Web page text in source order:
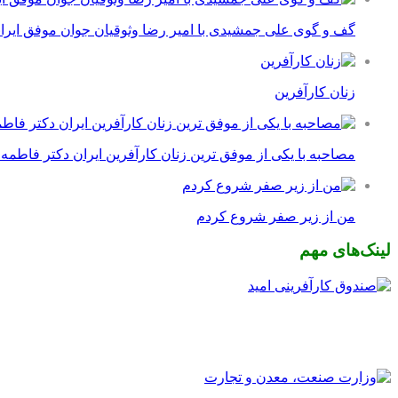
گف و گوی علی جمشیدی با امیر رضا وثوقیان جوان موفق
زنان کارآفرین
مصاحبه با یکی از موفق ترین زنان کارآفرین ایران دکتر
من از زیر صفر شروع کردم
لینک‌های مهم